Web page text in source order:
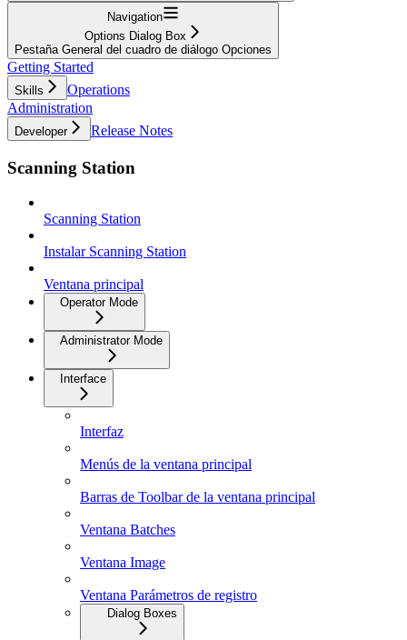
Navigation
Options Dialog Box
Pestaña General del cuadro de diálogo Opciones
Getting Started
Skills
Operations
Administration
Developer Release Notes
Scanning Station
Scanning Station
Instalar Scanning Station
Ventana principal
Operator Mode
Administrator Mode
Interface
Interfaz
Menús de la ventana principal
Barras de Toolbar de la ventana principal
Ventana Batches
Ventana Image
Ventana Parámetros de registro
Dialog Boxes